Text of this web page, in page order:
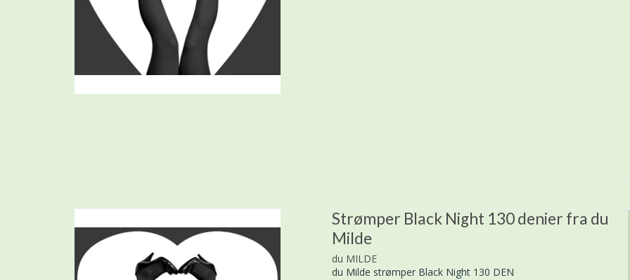
Strømper Black Night 130 denier fra du
Milde
du MILDE
du Milde strømper Black Night 130 DEN